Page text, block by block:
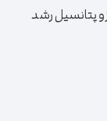
و پتانسیل رشد